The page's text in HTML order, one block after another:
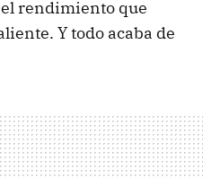
rendimiento que
Y todo acaba de